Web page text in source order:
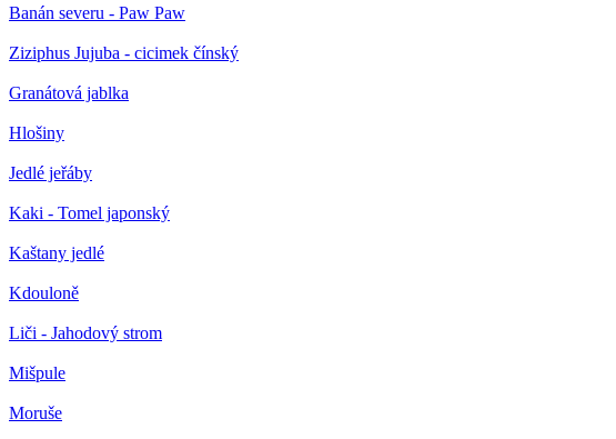
Banán severu - Paw Paw
Ziziphus Jujuba - cicimek čínský
Granátová jablka
Hlošiny
Jedlé jeřáby
Kaki - Tomel japonský
Kaštany jedlé
Kdouloně
Liči - Jahodový strom
Mišpule
Moruše